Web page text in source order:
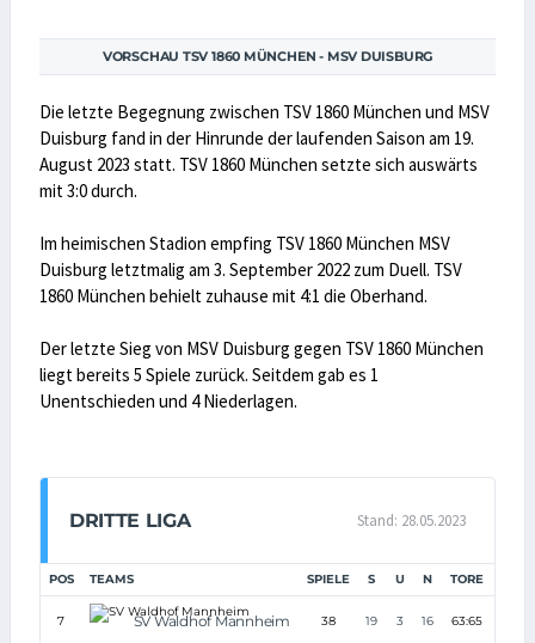
VORSCHAU TSV 1860 MÜNCHEN - MSV DUISBURG
Die letzte Begegnung zwischen TSV 1860 München und MSV
Duisburg fand in der Hinrunde der laufenden Saison am 19.
August 2023 statt. TSV 1860 München setzte sich auswärts
mit 3:0 durch.
Im heimischen Stadion empfing TSV 1860 München MSV
Duisburg letztmalig am 3. September 2022 zum Duell. TSV
1860 München behielt zuhause mit 4:1 die Oberhand.
Der letzte Sieg von MSV Duisburg gegen TSV 1860 München
liegt bereits 5 Spiele zurück. Seitdem gab es 1
Unentschieden und 4 Niederlagen.
DRITTE LIGA Stand: 28.05.2023
POS TEAMS SPIELE S U N TORE
7 SV Waldhof Mannheim 38 19 3 16 63:65